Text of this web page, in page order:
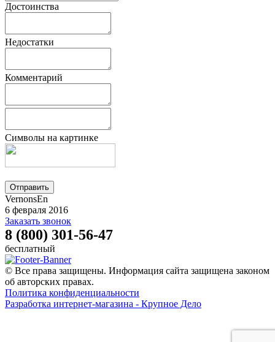
Достоинства
Недостатки
Комментарий
Символы на картинке
VernonsEn
6 февраля 2016
Заказать звонок
8 (800) 301-56-47
бесплатный
© Все права защищены. Информация сайта защищена законом
об авторских правах.
Политика конфиденциальности
Разработка интернет-магазина - Крупное Дело